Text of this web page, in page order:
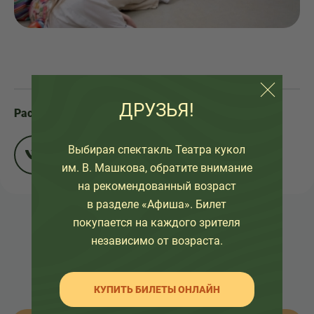
Расскажите друзьям:
НАЗАД К СПИСКУ
ДРУЗЬЯ!
Выбирая спектакль Театра кукол
им. В. Машкова, обратите внимание
на рекомендованный возраст
в разделе «Афиша». Билет
покупается на каждого зрителя
независимо от возраста.
КУПИТЬ БИЛЕТЫ ОНЛАЙН